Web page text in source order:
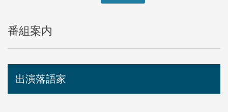
番組案内
出演落語家